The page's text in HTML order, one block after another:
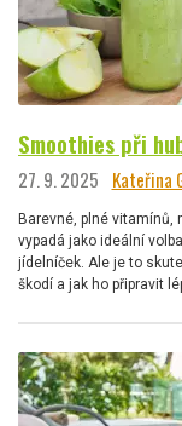
Smoothies při
27. 9. 2025 Kateřina
Barevné, plné vitamínů,
vypadá jako ideální
jídelníček. Ale je to
škodí a jak ho připravit